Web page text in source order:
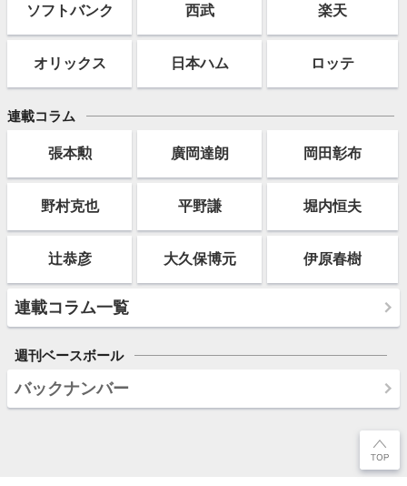
ソフト バンク 西武 楽天
オリックス 日本ハム ロッテ
連載コラム
張本勲 廣岡達朗 岡田彰布
野村克也 平野謙 堀内恒夫
辻恭彦 大久保博元 伊原春樹
連載コラム一覧
週刊ベースボール
バックナンバー